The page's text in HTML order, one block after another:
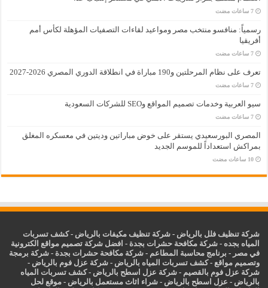
‏7 ساعات مضت
رسمياً: منافسو منتخب مصر ومواعيد لقاءات التصفيات المؤهلة لكأس أمم
أفريقيا
‏7 ساعات مضت
تعرف على نظام المرحلتين و190 مباراة في انطلاقة الدوري المصري 2026-2027
‏7 ساعات مضت
سيو العربية وخدمات تصميم المواقع وSEO للشركات السعودية
‏7 ساعات مضت
المصري البورسعيدي يستقر على خوض مباراتين وديتين في معسكره المغلق
بمراكش استعداداً للموسم الجديد
‏10 ساعات مضت
شركة تنظيف فلل بالرياض -شركة تنظيف مكيفات بالرياض -كشف تسربات
المياه بجده -شركة مكافحة حشرات بجدة - افضل شركة تصميم مواقع الكترونية
في مصر - برنامج محاسبة المطاعم -شركة مكافحة حشرات بجدة -شركة برمجة
وتصميم مواقع -كشف تسربات المياه بالرياض -شركة عزل فوم بالرياض -
شركة عزل فوم بالقصيم -شركة عزل اسطح بالرياض -كشف تسربات المياه
بالرياض - عزل اسطح بالرياض -شراء اثاث مستعمل بالرياض - موقع لحل